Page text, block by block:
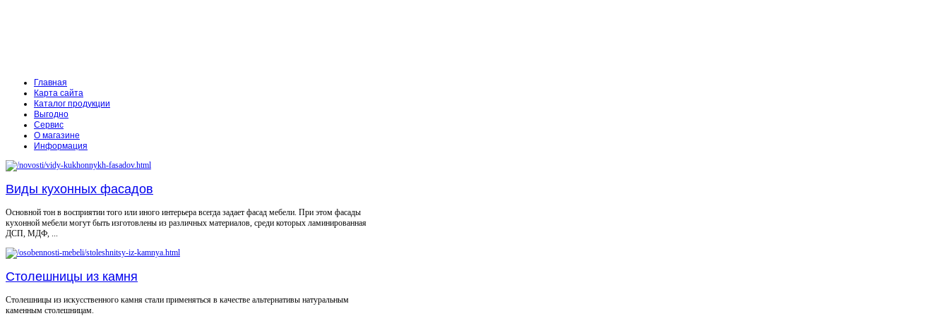
Главная
Карта сайта
Каталог продукции
Выгодно
Сервис
О магазине
Информация
Виды кухонных фасадов
Основной тон в восприятии того или иного интерьера всегда задает фасад мебели. При этом фасады
кухонной мебели могут быть изготовлены из различных материалов, среди которых ламинированная
ДСП, МДФ, ...
Столешницы из камня
Столешницы из искусственного камня стали применяться в качестве альтернативы натуральным
каменным столешницам.